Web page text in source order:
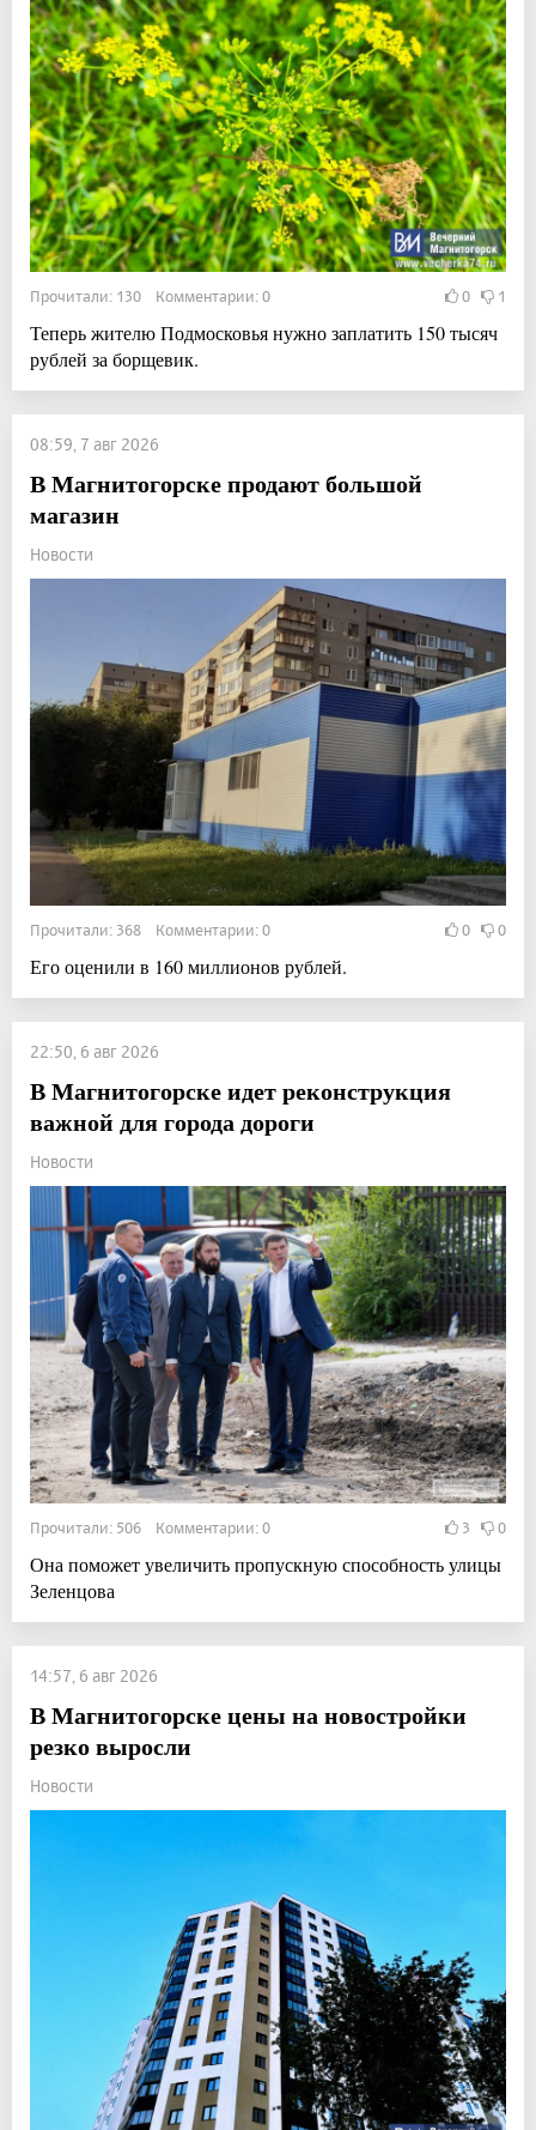
Прочитали: 130 Комментарии: 0 0 1
Теперь жителю Подмосковья нужно заплатить 150 тысяч
рублей за борщевик.
08:59, 7 авг 2026
В Магнитогорске продают большой
магазин
Новости
Прочитали: 368 Комментарии: 0 0 0
Его оценили в 160 миллионов рублей.
22:50, 6 авг 2026
В Магнитогорске идет реконструкция
важной для города дороги
Новости
Прочитали: 506 Комментарии: 0 3 0
Она поможет увеличить пропускную способность улицы
Зеленцова
14:57, 6 авг 2026
В Магнитогорске цены на новостройки
резко выросли
Новости